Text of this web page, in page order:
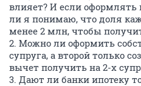
влияет? И если оформлять
ли я понимаю, что доля
менее 2 млн, чтобы
2. Можно ли оформить
супруга, а второй только
вычет получить на 2-х
3. Дают ли банки ипотеку